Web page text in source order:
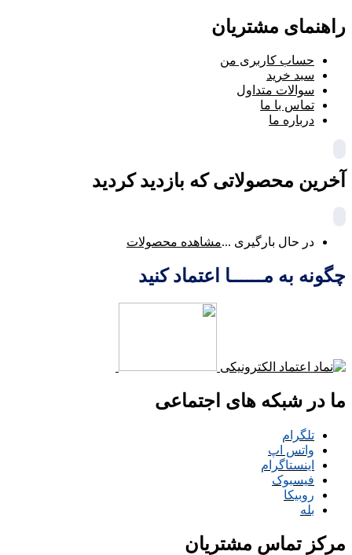
راهنمای مشتریان
حساب کاربری من
سبد خرید
سوالات متداول
تماس با ما
درباره ما
آخرین محصولاتی که بازدید کردید
در حال بارگیری ...مشاهده محصولات
چگونه به مــــــا اعتماد کنید
ما در شبکه های اجتماعی
تلگرام
واتس اپ
اینستاگرام
فیسبوک
روبیکا
بله
مرکز تماس مشتریان